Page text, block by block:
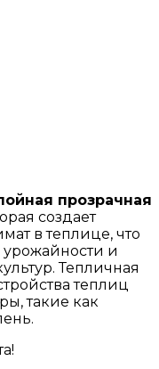
прозрачная
создает
в теплице, что
и
Тепличная
теплиц
такие как